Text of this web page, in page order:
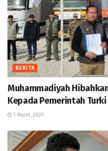
BERITA
Muhammadiyah
Kepada Pemerintah Turki
1 Maret, 2023